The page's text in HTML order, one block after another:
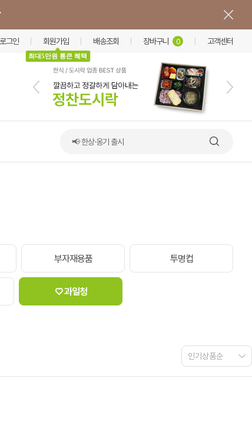
로그인 회원가입
최대5만원 통큰 혜택
배송조회 장바구니 0 고객센터
📢 한상·옹기 출시
부자재용품 투명컵
♡ 과일청